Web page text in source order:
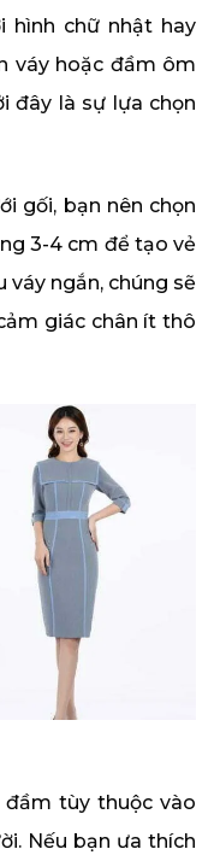
hình chữ nhật hay
váy hoặc đầm ôm
đây là sự lựa chọn
gối, bạn nên chọn
3-4 cm để tạo vẻ
váy ngắn, chúng sẽ
giác chân ít thô
tùy thuộc vào
Nếu bạn ưa thích